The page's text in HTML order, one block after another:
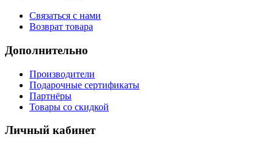
Связаться с нами
Возврат товара
Дополнительно
Производители
Подарочные сертификаты
Партнёры
Товары со скидкой
Личный кабинет